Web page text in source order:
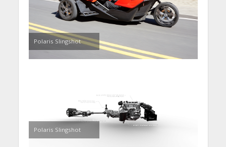
Polaris Slingshot
Polaris Slingshot